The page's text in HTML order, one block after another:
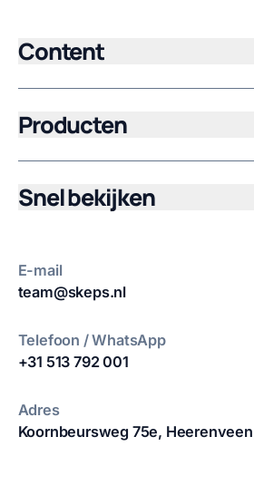
Content
Producten
Snel bekijken
E-mail
team@skeps.nl
Telefoon / WhatsApp
+31 513 792 001
Adres
Koornbeursweg 75e,